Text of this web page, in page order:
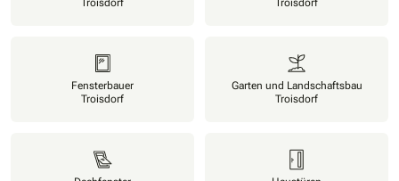
Troisdorf
Troisdorf
Fensterbauer
Troisdorf
Garten und Landschaftsbau
Troisdorf